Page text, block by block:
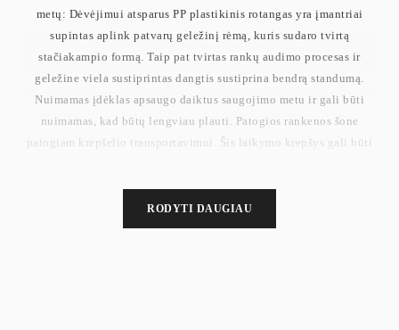
metų: Dėvėjimui atsparus PP plastikinis rotangas yra įmantriai
supintas aplink patvarų geležinį rėmą, kuris sudaro tvirtą
stačiakampio formą. Taip pat tvirtas rankų audimo procesas ir
geležine viela sustiprintas dangtis sustiprina bendrą standumą.
Nuimamas įdėklas apsaugo daiktus saugojimo metu ir gali būti
nuimamas, kad būtų lengviau plauti. Patogios rankenos šone
patogiam krepšelio transportavimui. Šis laikymo krepšys gali būti
RODYTI DAUGIAU